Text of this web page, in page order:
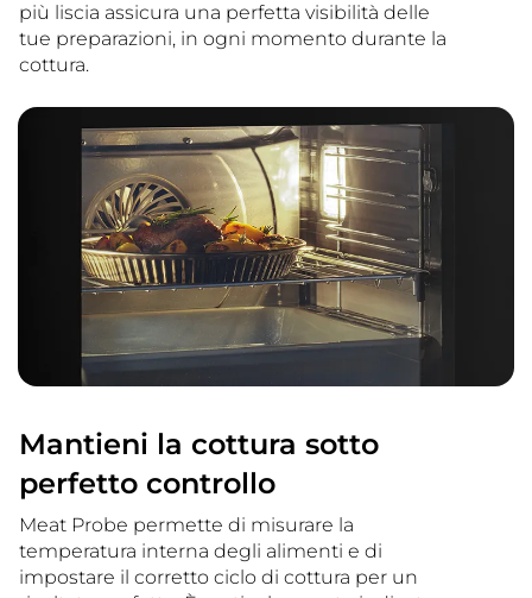
più liscia assicura una perfetta visibilità delle
tue preparazioni, in ogni momento durante la
cottura.
Mantieni la cottura sotto
perfetto controllo
Meat Probe permette di misurare la
temperatura interna degli alimenti e di
impostare il corretto ciclo di cottura per un